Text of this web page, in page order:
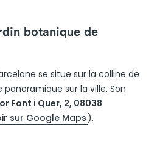
botanique de
se situe sur la colline de
sur la ville. Son
Font i Quer, 2, 08038
sur Google Maps ).